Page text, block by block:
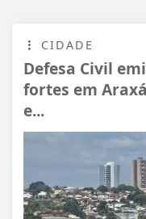
CIDADE
Defesa Civil
fortes em
e...